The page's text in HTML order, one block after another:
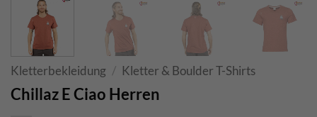
Kletterbekleidung / Kletter & Boulder T-Shirts
Chillaz E Ciao Herren